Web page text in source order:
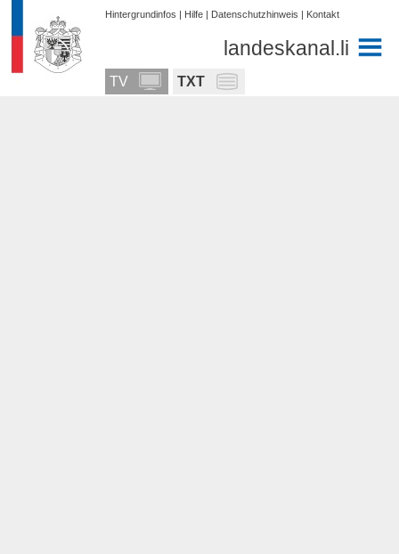
Hintergrundinfos | Hilfe | Datenschutzhinweis | Kontakt
landeskanal.li
TV TXT